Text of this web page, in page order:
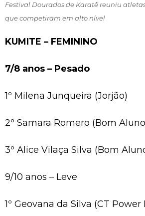
Festival Dourados de Karatê reuniu
que competiram em alto nível
KUMITE – FEMININO
7/8 anos – Pesado
1º Milena Junqueira (Jorjão)
2º Samara Romero (Bom
3º Alice Vilaça Silva (Bom
9/10 anos – Leve
1º Geovana da Silva (CT Power